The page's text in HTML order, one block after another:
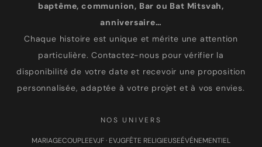
baptême, communion, Bar ou Bat Mitsvah,
anniversaire…
Chaque histoire est unique et mérite une attention
particulière. Contactez-nous pour vérifier la
disponibilité de votre date et recevoir une proposition
personnalisée, adaptée à votre projet et à vos envies.
NOS UNIVERS
MARIAGECOUPLEEVJF · EVJGFÊTE RELIGIEUSEÉVÉNEMENTIEL